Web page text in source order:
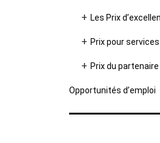
Les Prix
Prix pour
Prix du
Opportunités d’emploi